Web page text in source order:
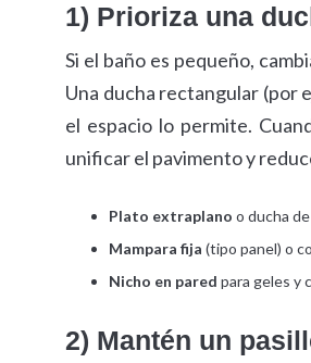
1) Prioriza una
Si el baño es pequeño,
Una ducha rectangular (por
el espacio lo permite.
unificar el pavimento y
Plato extraplano o ducha
Mampara fija (tipo panel) o
Nicho en pared para geles y
2) Mantén un